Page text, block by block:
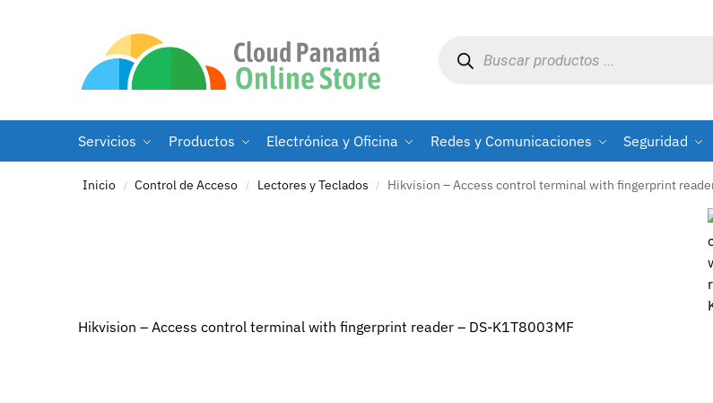
Servicios Productos Electrónica y Oficina Redes y Comunicaciones Seguridad
Inicio / Control de Acceso / Lectores y Teclados / Hikvision – Access control terminal with fingerprint
Hikvision – Access control terminal with fingerprint reader – DS-K1T8003MF